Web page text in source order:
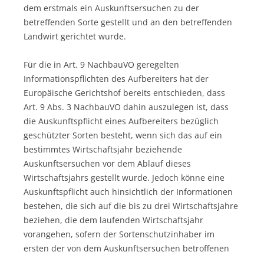
dem erstmals ein Auskunftsersuchen zu der
betreffenden Sorte gestellt und an den betreffenden
Landwirt gerichtet wurde.
Für die in Art. 9 NachbauVO geregelten
Informationspflichten des Aufbereiters hat der
Europäische Gerichtshof bereits entschieden, dass
Art. 9 Abs. 3 NachbauVO dahin auszulegen ist, dass
die Auskunftspflicht eines Aufbereiters bezüglich
geschützter Sorten besteht, wenn sich das auf ein
bestimmtes Wirtschaftsjahr beziehende
Auskunftsersuchen vor dem Ablauf dieses
Wirtschaftsjahrs gestellt wurde. Jedoch könne eine
Auskunftspflicht auch hinsichtlich der Informationen
bestehen, die sich auf die bis zu drei Wirtschaftsjahre
beziehen, die dem laufenden Wirtschaftsjahr
vorangehen, sofern der Sortenschutzinhaber im
ersten der von dem Auskunftsersuchen betroffenen